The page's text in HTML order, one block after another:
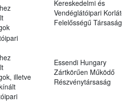
Kereskedelmi és
Vendéglátóipari
Felelősségű Társaság
illetve
Essendi Hungary
Zártkörűen Működő
Részvénytársaság